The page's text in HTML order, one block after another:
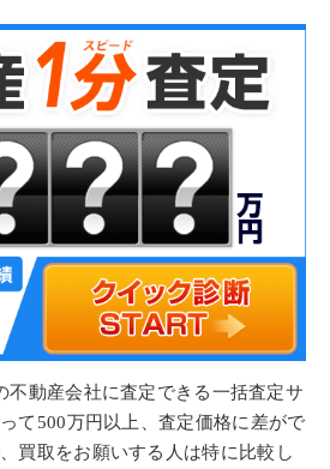
不動産会社に査定できる一括査定サ
て 500万円以上、査定価格に差がで
買取 をお願いする人は特に比較し